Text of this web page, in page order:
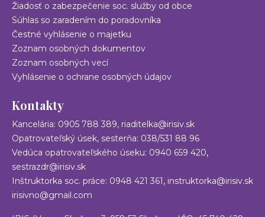
Žiadosť o zabezpečenie soc. služby od obce
Súhlas so zaradením do poradovníka
Čestné vyhlásenie o majetku
Zoznam osobných dokumentov
Zoznam osobných vecí
Vyhlásenie o ochrane osobných údajov
Kontakty
Kancelária: 0905 788 389, riaditelka@irisiv.sk
Opatrovateľský úsek, sesterňa: 038/531 88 96
Vedúca opatrovateľského úseku: 0940 659 420,
sestrazdr@irisiv.sk
Inštruktorka soc. práce: 0948 421 361, instruktorka@irisiv.sk
irisivno@gmail.com